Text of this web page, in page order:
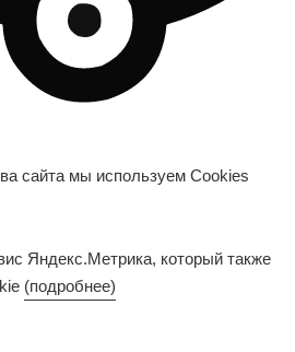
сайта мы используем Cookies
Яндекс.Метрика, который также
(подробнее)